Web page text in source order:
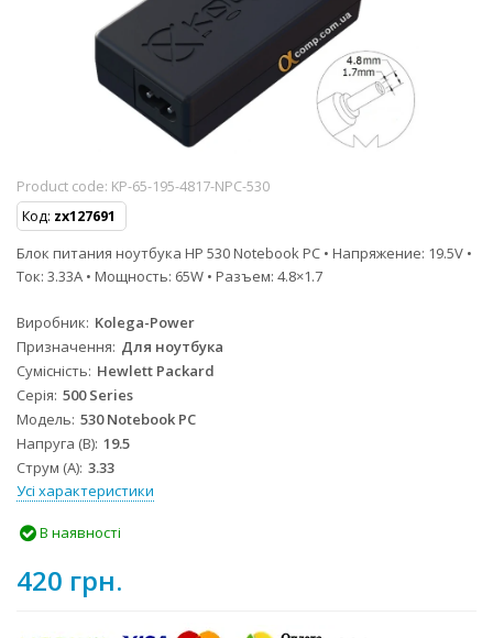
Product code: KP-65-195-4817-NPC-530
Код: zx127691
Блок питания ноутбука HP 530 Notebook PC • Напряжение: 19.5V •
Ток: 3.33A • Мощность: 65W • Разъем: 4.8×1.7
Виробник Kolega-Power
Призначення Для ноутбука
Сумісність Hewlett Packard
Серія 500 Series
Модель 530 Notebook PC
Напруга (В) 19.5
Струм (А) 3.33
Усі характеристики
В наявності
420 грн.